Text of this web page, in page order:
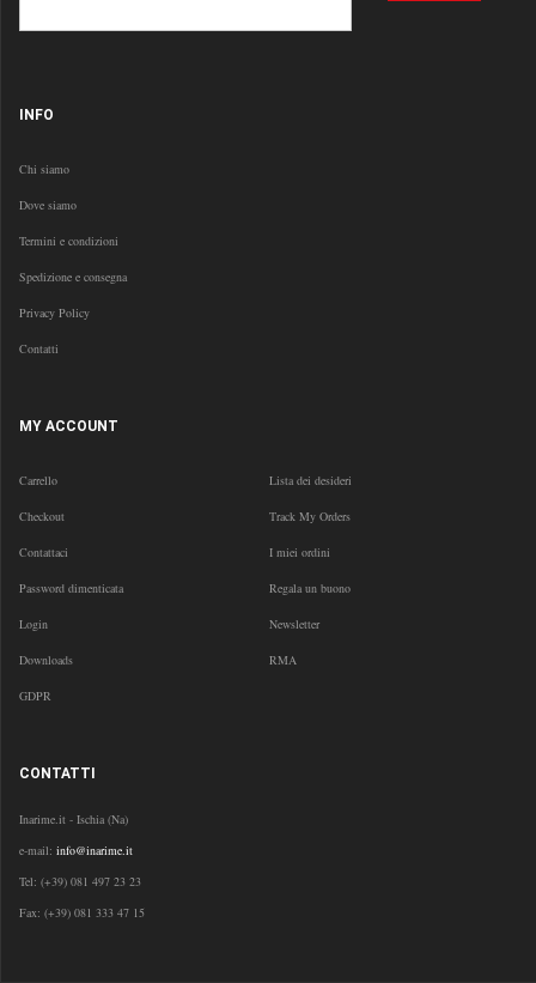
INFO
Chi siamo
Dove siamo
Termini e condizioni
Spedizione e consegna
Privacy Policy
Contatti
MY ACCOUNT
Carrello Lista dei desideri
Checkout Track My Orders
Contattaci I miei ordini
Password dimenticata Regala un buono
Login Newsletter
Downloads RMA
GDPR
CONTATTI
Inarime.it - Ischia (Na)
e-mail: info@inarime.it
Tel: (+39) 081 497 23 23
Fax: (+39) 081 333 47 15